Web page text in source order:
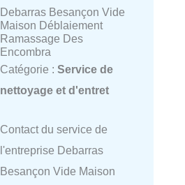
Debarras Besançon Vide
Maison Déblaiement
Ramassage Des
Encombra
Catégorie : Service de
nettoyage et d'entret
Contact du service de
l'entreprise Debarras
Besançon Vide Maison